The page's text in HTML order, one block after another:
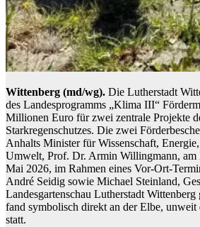
Wittenberg (md/wg). Die Lutherstadt
des Landesprogramms „Klima III“
Millionen Euro für zwei zentrale Projekte
Starkregenschutzes. Die zwei
Anhalts Minister für Wissenschaft,
Umwelt, Prof. Dr. Armin Willingmann, am
Mai 2026, im Rahmen eines Vor-Ort-
André Seidig sowie Michael Steinland,
Landesgartenschau Lutherstadt
fand symbolisch direkt an der Elbe,
statt.